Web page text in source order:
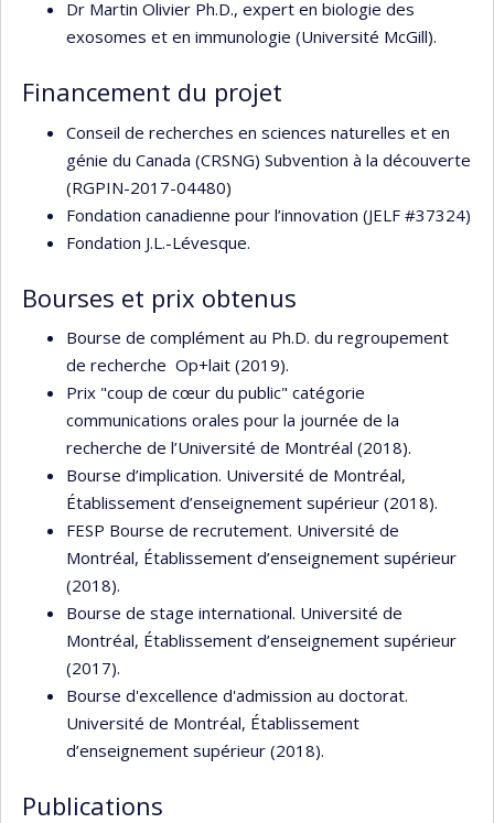
Dr Martin Olivier Ph.D., expert en biologie des
exosomes et en immunologie (Université McGill).
Financement du projet
Conseil de recherches en sciences naturelles et en
génie du Canada (CRSNG) Subvention à la découverte
(RGPIN-2017-04480)
Fondation canadienne pour l’innovation (JELF #37324)
Fondation J.L.-Lévesque.
Bourses et prix obtenus
Bourse de complément au Ph.D. du regroupement
de recherche Op+lait (2019).
Prix "coup de cœur du public" catégorie
communications orales pour la journée de la
recherche de l’Université de Montréal (2018).
Bourse d’implication. Université de Montréal,
Établissement d’enseignement supérieur (2018).
FESP Bourse de recrutement. Université de
Montréal, Établissement d’enseignement supérieur
(2018).
Bourse de stage international. Université de
Montréal, Établissement d’enseignement supérieur
(2017).
Bourse d'excellence d'admission au doctorat.
Université de Montréal, Établissement
d’enseignement supérieur (2018).
Publications